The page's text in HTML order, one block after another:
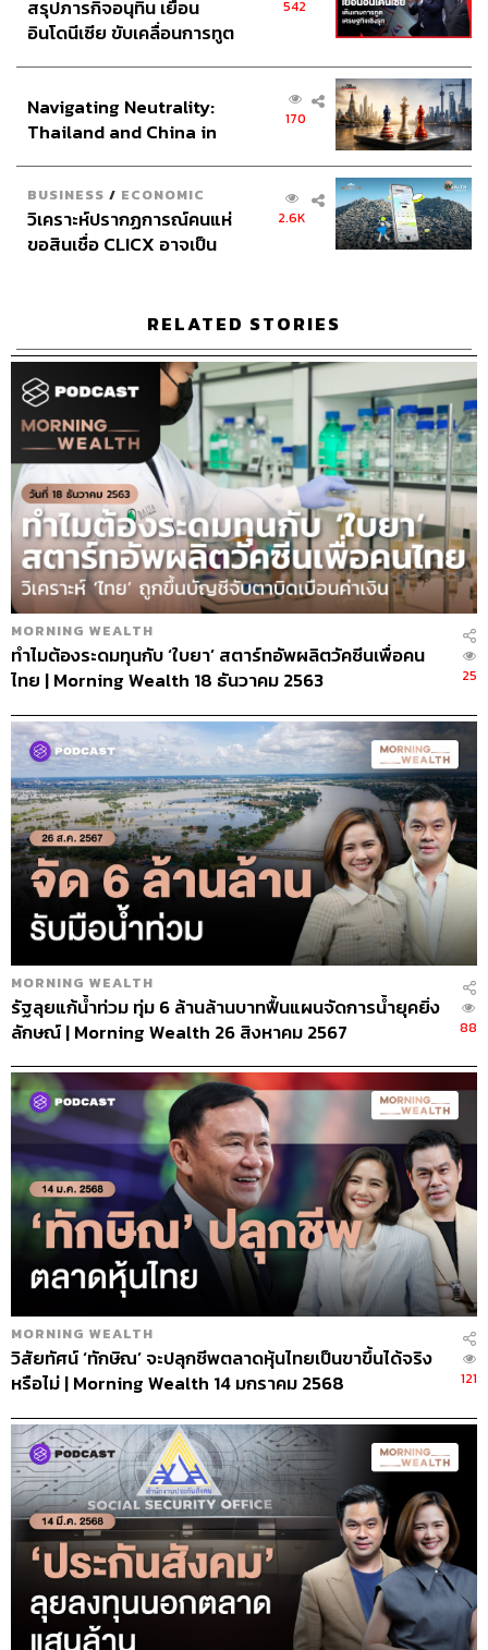
สรุปภารกิจอนุทิน เยือน
อินโดนีเซีย ขับเคลื่อนการทูต
อินโดนีเซีย
542
Navigating Neutrality:
Thailand and China in
170
BUSINESS / ECONOMIC
วิเคราะห์ปรากฏการณ์คนแห่
ขอสินเชื่อ CLICX อาจเป็น
2.6K
RELATED STORIES
MORNING WEALTH
ทำไมต้องระดมทุนกับ ‘ใบยา’ สตาร์ทอัพผลิตวัคซีนเพื่อคน
ไทย | Morning Wealth 18 ธันวาคม 2563
25
MORNING WEALTH
รัฐลุยแก้น้ำท่วม ทุ่ม 6 ล้านล้านบาทฟื้นแผนจัดการน้ำยุคยิ่ง
ลักษณ์ | Morning Wealth 26 สิงหาคม 2567
88
MORNING WEALTH
วิสัยทัศน์ ‘ทักษิณ’ จะปลุกชีพตลาดหุ้นไทยเป็นขาขึ้นได้จริง
หรือไม่ | Morning Wealth 14 มกราคม 2568
121